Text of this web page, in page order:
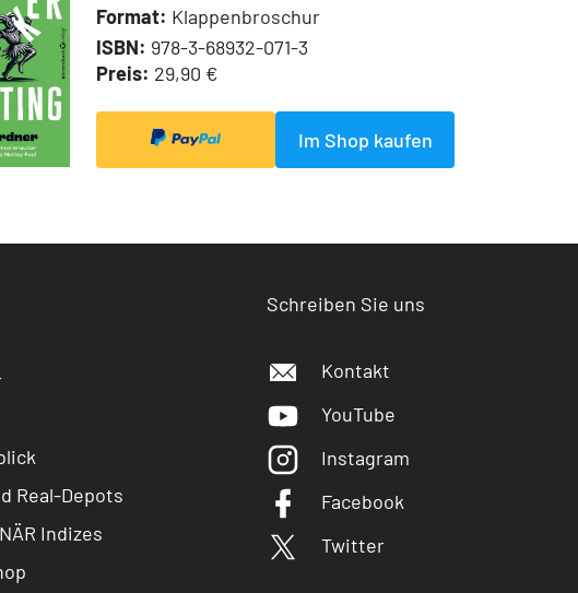
Format: Klappenbroschur
ISBN: 978-3-68932-071-3
Preis: 29,90 €
Im Shop kaufen
Real-Depots
Indizes
Schreiben Sie uns
Kontakt
YouTube
Instagram
Facebook
Twitter